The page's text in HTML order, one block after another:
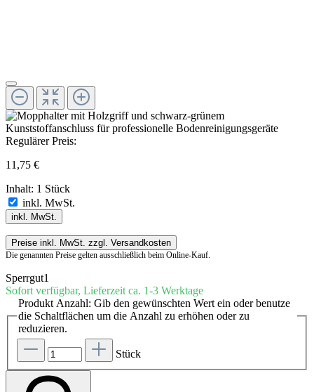
Regulärer Preis:
11,75 €
Inhalt: 1 Stück
inkl. MwSt.
inkl. MwSt.
Preise inkl. MwSt. zzgl. Versandkosten
Die genannten Preise gelten ausschließlich beim Online-Kauf.
Sperrgut1
Sofort verfügbar, Lieferzeit ca. 1-3 Werktage
Produkt Anzahl: Gib den gewünschten Wert ein oder benutze
die Schaltflächen um die Anzahl zu erhöhen oder zu
reduzieren.
Stück